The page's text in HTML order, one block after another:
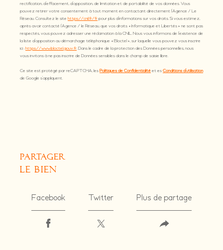
rectification, d’effacement, d’opposition, de limitation et de portabilité de vos données. Vous
pouvez retirer votre consentement à tout moment en contactant directement l’Agence / Le
Réseau. Consultez le site https://cnil.fr/frpour plus d’informations sur vos droits. Si vous estimez,
après avoir contacté l'Agence / le Réseau, que vos droits « Informatique et Libertés » ne sont pas
respectés, vous pouvez adresser une réclamation à la CNIL. Nous vous informons de l’existence de
la liste d'opposition au démarchage téléphonique « Bloctel », sur laquelle vous pouvez vous inscrire
ici :https://www.bloctel.gouv.fr. Dans le cadre de la protection des Données personnelles, nous
vous invitons à ne pas inscrire de Données sensibles dans le champ de saisie libre.
Ce site est protégé par reCAPTCHA, lesPolitiques de Confidentialitéet esConditions d'utilisation
de Google s'appliquent.
partager
le bien
Facebook Twitter Plus de partage